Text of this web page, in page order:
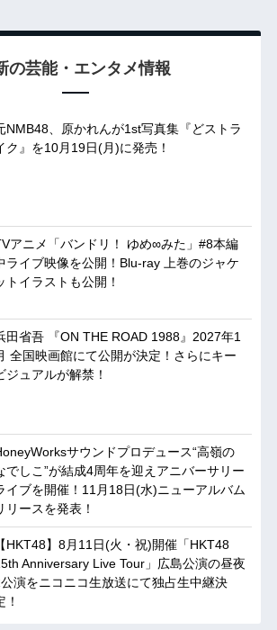
の芸能・エンタメ情報
NMB48、原かれんが1st写真集『どストラ
ク』を10月19日(月)に発売！
アニメ「バンドリ！ ゆめ∞みた」#8本編
ライブ映像を公開！Blu-ray 上巻のジャケ
トイラストも公開！
田省吾 『ON THE ROAD 1988』2027年1
全国映画館にて公開が決定！さらにキー
ジュアルが解禁！
サウンドプロデュース“高嶺の
でしこ”が結成4周年を迎えアニバーサリー
イブを開催！11月18日(水)ニューアルバム
リースを発表！
【HKT48】8月11日(火・祝)開催「HKT48
Anniversary Live Tour」広島公演の昼夜
演をニコニコ生放送にて独占生中継決
！